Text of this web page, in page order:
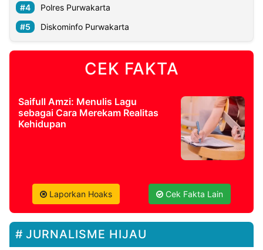
Polres Purwakarta
Diskominfo Purwakarta
CEK FAKTA
Saifull Amzi: Menulis Lagu
sebagai Cara Merekam Realitas
Kehidupan
Laporkan Hoaks Cek Fakta Lain
JURNALISME HIJAU